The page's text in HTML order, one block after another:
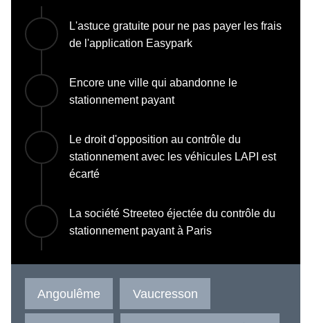
L'astuce gratuite pour ne pas payer les frais
de l'application Easypark
Encore une ville qui abandonne le
stationnement payant
Le droit d'opposition au contrôle du
stationnement avec les véhicules LAPI est
écarté
La société Streeteo éjectée du contrôle du
stationnement payant à Paris
Angoulême Vaucresson